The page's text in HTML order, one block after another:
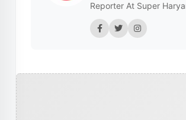
Reporter At Super